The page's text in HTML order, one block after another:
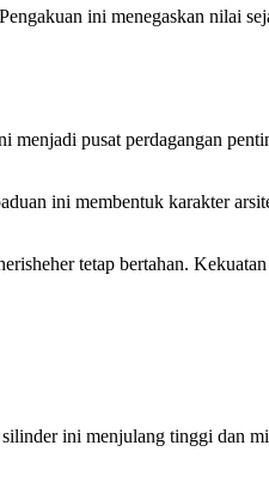
ini menegaskan nilai
menjadi pusat perdagangan
ini membentuk karakter
tetap bertahan.
ini menjulang tinggi dan